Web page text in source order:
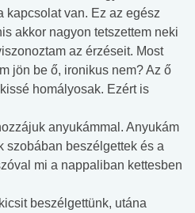
kapcsolat van. Ez az egész
akkor nagyon tetszettem neki
az érzéseit. Most
jön be ő, ironikus nem? Az ő
homályosak. Ezért is
anyukámmal. Anyukám
szobában beszélgettek és a
mi a nappaliban kettesben
beszélgettünk, utána